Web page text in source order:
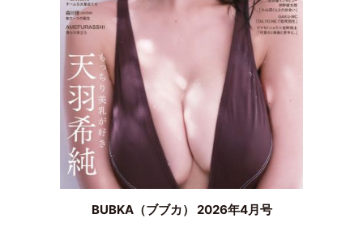
BUBKA（ブブカ） 2026年4月号